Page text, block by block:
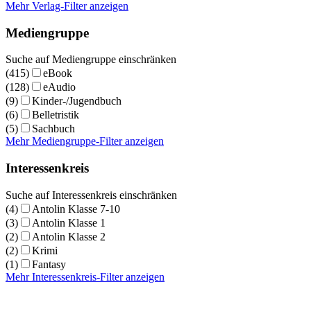
Mehr Verlag-Filter anzeigen
Mediengruppe
Suche auf Mediengruppe einschränken
(415)
eBook
(128)
eAudio
(9)
Kinder-/Jugendbuch
(6)
Belletristik
(5)
Sachbuch
Mehr Mediengruppe-Filter anzeigen
Interessenkreis
Suche auf Interessenkreis einschränken
(4)
Antolin Klasse 7-10
(3)
Antolin Klasse 1
(2)
Antolin Klasse 2
(2)
Krimi
(1)
Fantasy
Mehr Interessenkreis-Filter anzeigen